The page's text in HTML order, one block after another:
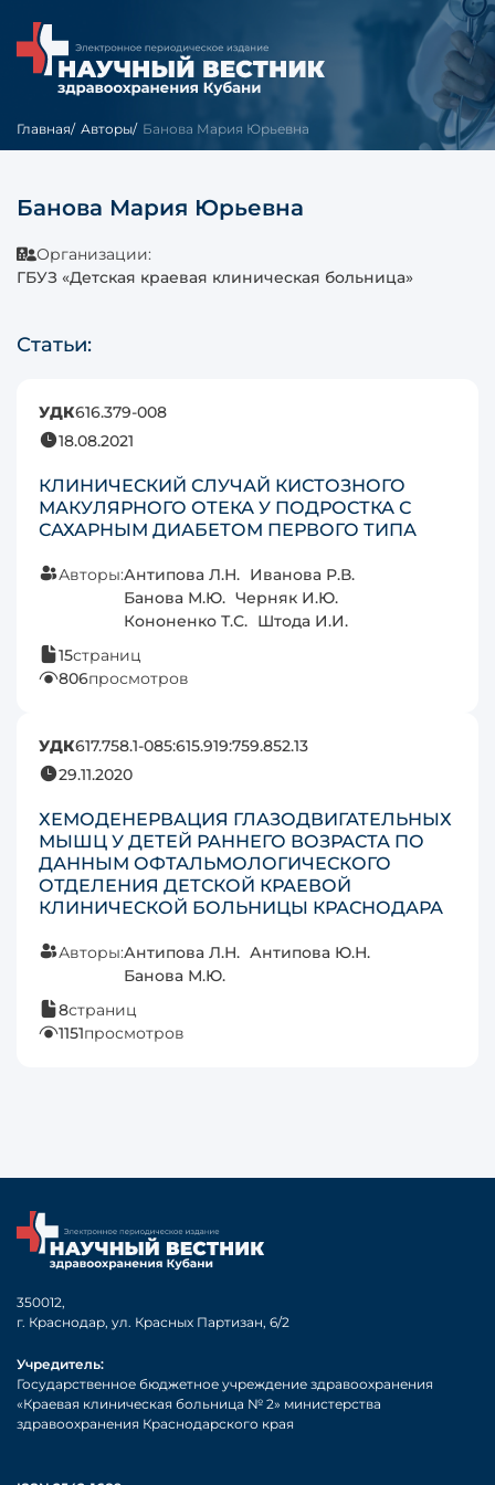
Главная Авторы Банова Мария Юрьевна
Банова Мария Юрьевна
Организации:
ГБУЗ «Детская краевая клиническая больница»
Статьи:
УДК616.379-008
18.08.2021
КЛИНИЧЕСКИЙ СЛУЧАЙ КИСТОЗНОГО
МАКУЛЯРНОГО ОТЕКА У ПОДРОСТКА С
САХАРНЫМ ДИАБЕТОМ ПЕРВОГО ТИПА
Авторы:Антипова Л.Н. Иванова Р.В.
Банова М.Ю. Черняк И.Ю.
Кононенко Т.С. Штода И.И.
15страниц
806просмотров
УДК617.758.1-085:615.919:759.852.13
29.11.2020
ХЕМОДЕНЕРВАЦИЯ ГЛАЗОДВИГАТЕЛЬНЫХ
МЫШЦ У ДЕТЕЙ РАННЕГО ВОЗРАСТА ПО
ДАННЫМ ОФТАЛЬМОЛОГИЧЕСКОГО
ОТДЕЛЕНИЯ ДЕТСКОЙ КРАЕВОЙ
КЛИНИЧЕСКОЙ БОЛЬНИЦЫ КРАСНОДАРА
Авторы:Антипова Л.Н. Антипова Ю.Н.
Банова М.Ю.
8страниц
1151просмотров
350012,
г. Краснодар, ул. Красных Партизан, 6/2
Учредитель:
Государственное бюджетное учреждение здравоохранения
«Краевая клиническая больница № 2» министерства
здравоохранения Краснодарского края